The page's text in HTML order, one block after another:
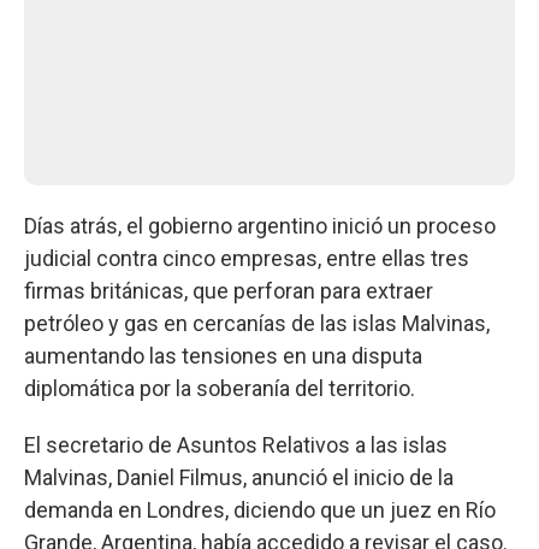
Días atrás, el gobierno argentino inició un proceso
judicial contra cinco empresas, entre ellas tres
firmas británicas, que perforan para extraer
petróleo y gas en cercanías de las islas Malvinas,
aumentando las tensiones en una disputa
diplomática por la soberanía del territorio.
El secretario de Asuntos Relativos a las islas
Malvinas, Daniel Filmus, anunció el inicio de la
demanda en Londres, diciendo que un juez en Río
Grande, Argentina, había accedido a revisar el caso.